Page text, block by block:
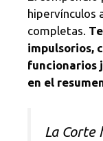
hipervínculos
completas.
impulsorios,
funcionarios
en el
La Corte